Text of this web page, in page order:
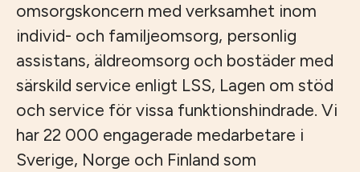
omsorgskoncern med verksamhet inom
individ- och familjeomsorg, personlig
assistans, äldreomsorg och bostäder med
särskild service enligt LSS, Lagen om stöd
och service för vissa funktionshindrade. Vi
har 22 000 engagerade medarbetare i
Sverige, Norge och Finland som